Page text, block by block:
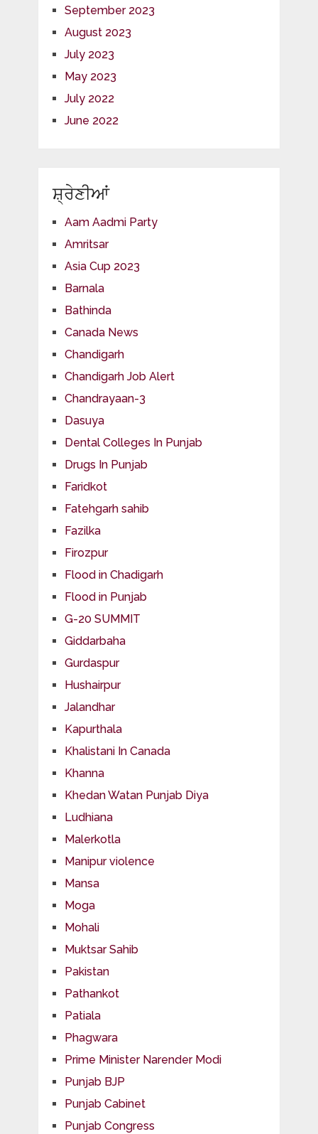
September 2023
August 2023
July 2023
May 2023
July 2022
June 2022
ਸ਼੍ਰੇਣੀਆਂ
Aam Aadmi Party
Amritsar
Asia Cup 2023
Barnala
Bathinda
Canada News
Chandigarh
Chandigarh Job Alert
Chandrayaan-3
Dasuya
Dental Colleges In Punjab
Drugs In Punjab
Faridkot
Fatehgarh sahib
Fazilka
Firozpur
Flood in Chadigarh
Flood in Punjab
G-20 SUMMIT
Giddarbaha
Gurdaspur
Hushairpur
Jalandhar
Kapurthala
Khalistani In Canada
Khanna
Khedan Watan Punjab Diya
Ludhiana
Malerkotla
Manipur violence
Mansa
Moga
Mohali
Muktsar Sahib
Pakistan
Pathankot
Patiala
Phagwara
Prime Minister Narender Modi
Punjab BJP
Punjab Cabinet
Punjab Congress